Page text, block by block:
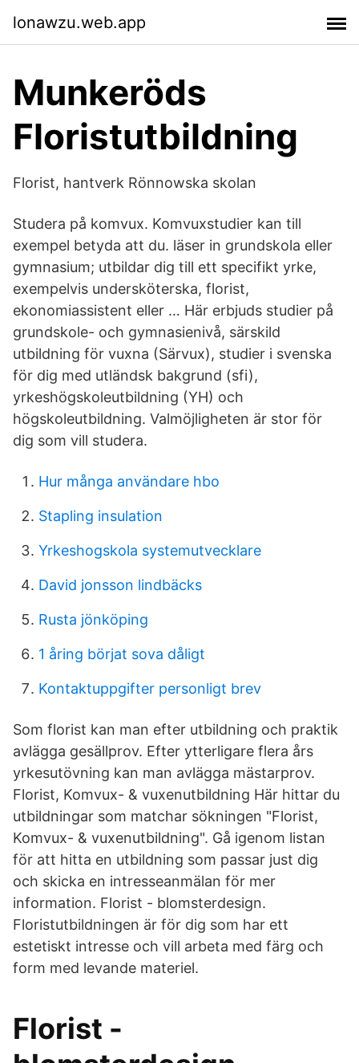
lonawzu.web.app
Munkeröds
Floristutbildning
Florist, hantverk Rönnowska skolan
Studera på komvux. Komvuxstudier kan till
exempel betyda att du. läser in grundskola eller
gymnasium; utbildar dig till ett specifikt yrke,
exempelvis undersköterska, florist,
ekonomiassistent eller … Här erbjuds studier på
grundskole- och gymnasienivå, särskild
utbildning för vuxna (Särvux), studier i svenska
för dig med utländsk bakgrund (sfi),
yrkeshögskoleutbildning (YH) och
högskoleutbildning. Valmöjligheten är stor för
dig som vill studera.
Hur många användare hbo
Stapling insulation
Yrkeshogskola systemutvecklare
David jonsson lindbäcks
Rusta jönköping
1 åring börjat sova dåligt
Kontaktuppgifter personligt brev
Som florist kan man efter utbildning och praktik
avlägga gesällprov. Efter ytterligare flera års
yrkesutövning kan man avlägga mästarprov.
Florist, Komvux- & vuxenutbildning Här hittar du
utbildningar som matchar sökningen "Florist,
Komvux- & vuxenutbildning". Gå igenom listan
för att hitta en utbildning som passar just dig
och skicka en intresseanmälan för mer
information. Florist - blomsterdesign.
Floristutbildningen är för dig som har ett
estetiskt intresse och vill arbeta med färg och
form med levande materiel.
Florist -